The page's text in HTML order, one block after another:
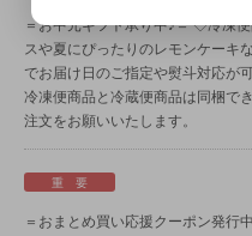
＝お中元ギフト承り中♪＝◇冷凍便
スや夏にぴったりのレモンケーキ
でお届け日のご指定や熨斗対応が
冷凍便商品と冷蔵便商品は同梱
注文をお願いいたします。
重 要
＝おまとめ買い応援クーポン発行